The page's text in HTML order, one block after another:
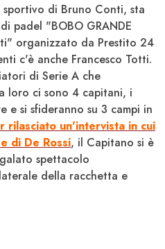
di Bruno Conti, sta
padel "BOBO GRANDE
organizzato da Prestito 24
c'è anche Francesco Totti.
di Serie A che
loro ci sono 4 capitani, i
e si sfideranno su 3 campi in
rilasciato un'intervista in cui
e di De Rossi, il Capitano si è
spettacolo
della racchetta e